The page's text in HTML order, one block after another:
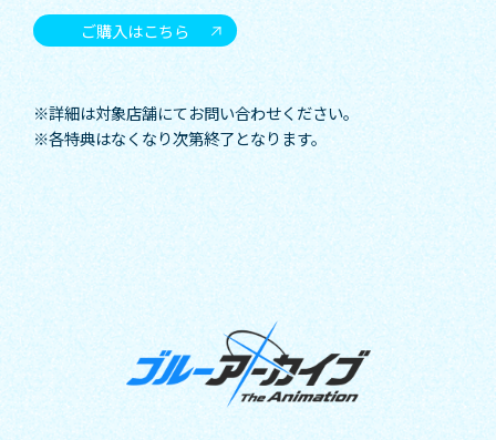
ご購入はこちら
※詳細は対象店舗にてお問い合わせください。
※各特典はなくなり次第終了となります。